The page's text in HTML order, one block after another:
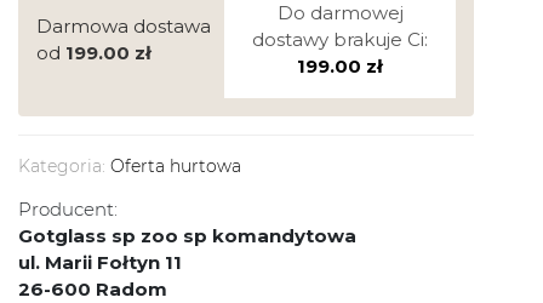
Darmowa dostawa
od 199.00 zł
Do darmowej
dostawy brakuje Ci:
199.00 zł
Kategoria: Oferta hurtowa
Producent:
Gotglass sp zoo sp komandytowa
ul. Marii Fołtyn 11
26-600 Radom